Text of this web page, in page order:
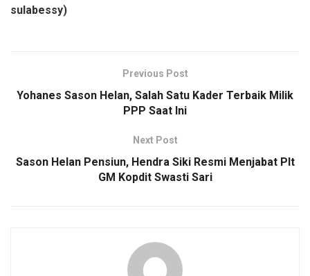
sulabessy)
Previous Post
Yohanes Sason Helan, Salah Satu Kader Terbaik Milik
PPP Saat Ini
Next Post
Sason Helan Pensiun, Hendra Siki Resmi Menjabat Plt
GM Kopdit Swasti Sari